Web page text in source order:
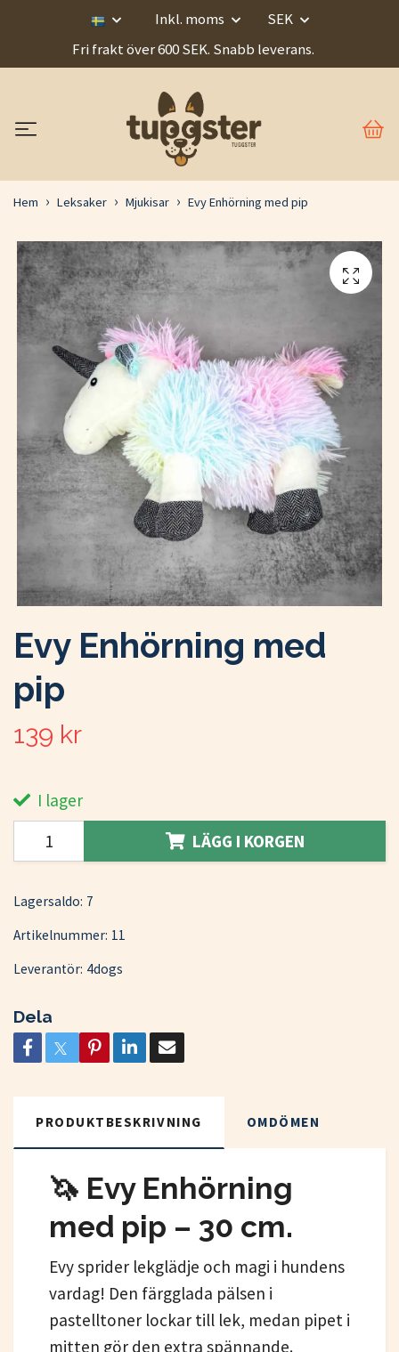
Inkl. moms
SEK
Fri frakt över 600 SEK. Snabb leverans.
Hem Leksaker Mjukisar Evy Enhörning med pip
Evy Enhörning med
pip
139 kr
I lager
LÄGG I KORGEN
Lagersaldo: 7
Artikelnummer: 11
Leverantör: 4dogs
Dela
PRODUKTBESKRIVNING OMDÖMEN
🦄 Evy Enhörning
med pip – 30 cm.
Evy sprider lekglädje och magi i hundens
vardag! Den färgglada pälsen i
pastelltoner lockar till lek, medan pipet i
mitten gör den extra spännande.